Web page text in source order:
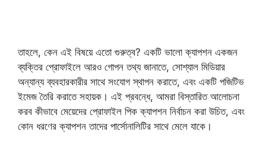
তাহলে, কেন এই বিষয়ে এতো গুরুত্ব? একটি ভালো ক্যাপশন একজন
ব্যক্তির প্রোফাইলে আরও গোপন তথ্য জানাতে, সোশ্যাল মিডিয়ার
অন্যান্য ব্যবহারকারীর সাথে সংযোগ স্থাপন করাতে, এবং একটি পজিটিভ
ইমেজ তৈরি করাতে সহায়ক। এই প্রবন্ধে, আমরা বিস্তারিত আলোচনা
করব কীভাবে মেয়েদের প্রোফাইল পিক ক্যাপশন নির্বাচন করা উচিত, এবং
কোন ধরণের ক্যাপশন তাদের পার্সোনালিটির সাথে মেলে যাকে।